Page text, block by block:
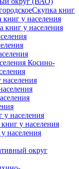
Скупка книг
книг у населения
книг у населения
Косино-
у населения
у населения
населения
округ